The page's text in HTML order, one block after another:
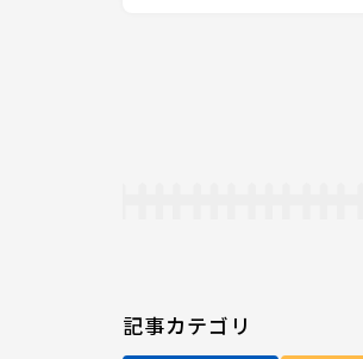
記事カテゴリ